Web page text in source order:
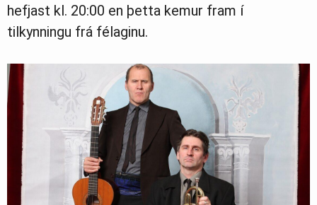
hefjast kl. 20:00 en þetta kemur fram í
tilkynningu frá félaginu.